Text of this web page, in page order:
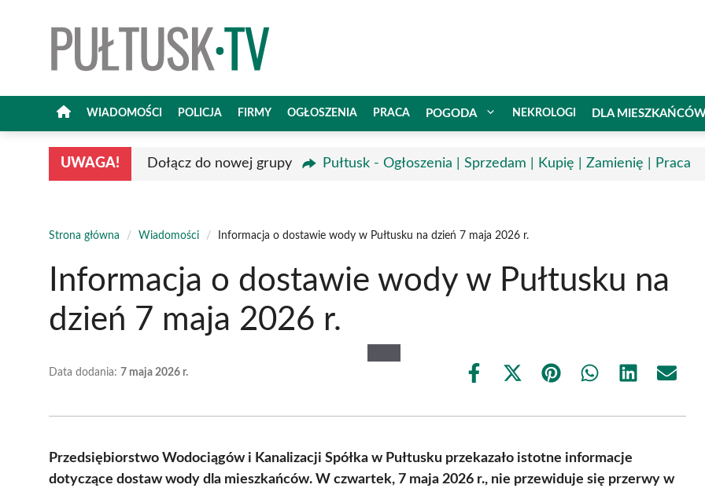
WIADOMOŚCI POLICJA FIRMY OGŁOSZENIA PRACA POGODA NEKROLOGI DLA
UWAGA! Dołącz do nowej grupy Pułtusk - Ogłoszenia | Sprzedam | Kupię | Zamienię | Praca
Strona główna / Wiadomości / Informacja o dostawie wody w Pułtusku na dzień 7 maja 2026 r.
Informacja o dostawie wody w Pułtusku na
dzień 7 maja 2026 r.
Data dodania: 7 maja 2026 r.
Share
Share
(Twitter)
Share Share Share Share
Przedsiębiorstwo Wodociągów i Kanalizacji Spółka w Pułtusku przekazało istotne informacje
dotyczące dostaw wody dla mieszkańców. W czwartek, 7 maja 2026 r., nie przewiduje się przerwy w